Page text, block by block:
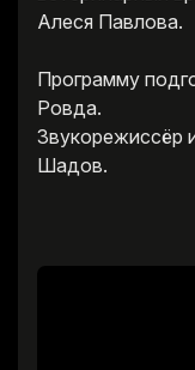
Алеся Павлова.
Программу
Ровда.
Звукорежиссёр
Шадов.